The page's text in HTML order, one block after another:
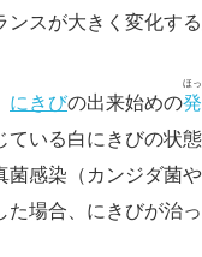
スが大きく変化す
にきびの出来始めの
ほ
いる白にきびの状
感染（カンジダ菌
場合、にきびが治